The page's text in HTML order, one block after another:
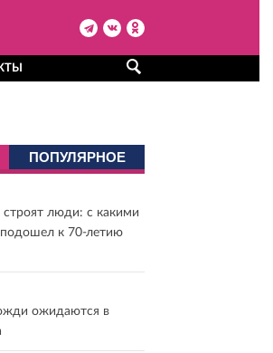
ПОПУЛЯРНОЕ
люди: с какими
подошел к 70-летию
ожидаются в